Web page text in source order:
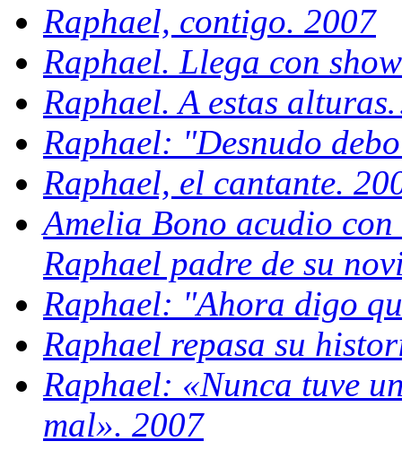
Raphael, contigo. 2007
Raphael. Llega con
Raphael. A estas
Raphael: "Desnudo
Raphael, el cantante.
Amelia Bono acudio con
Raphael padre de su
Raphael: "Ahora digo
Raphael repasa su
Raphael: «Nunca tuve
mal». 2007